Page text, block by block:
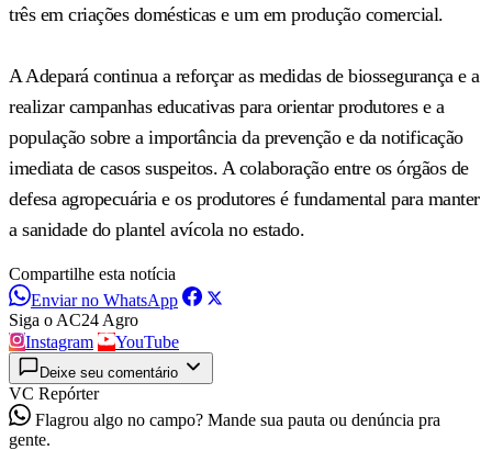
três em criações domésticas e um em produção comercial.
A Adepará continua a reforçar as medidas de biossegurança e a
realizar campanhas educativas para orientar produtores e a
população sobre a importância da prevenção e da notificação
imediata de casos suspeitos. A colaboração entre os órgãos de
defesa agropecuária e os produtores é fundamental para manter
a sanidade do plantel avícola no estado.
Compartilhe esta notícia
Enviar no WhatsApp
Siga o AC24 Agro
Instagram
YouTube
Deixe seu comentário
VC Repórter
Flagrou algo no campo? Mande sua pauta ou denúncia pra
gente.